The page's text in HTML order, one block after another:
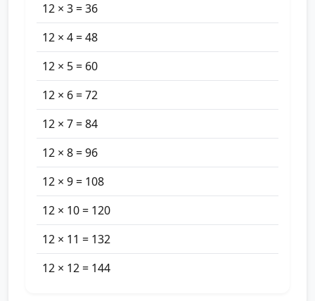
12 × 3 = 36
12 × 4 = 48
12 × 5 = 60
12 × 6 = 72
12 × 7 = 84
12 × 8 = 96
12 × 9 = 108
12 × 10 = 120
12 × 11 = 132
12 × 12 = 144